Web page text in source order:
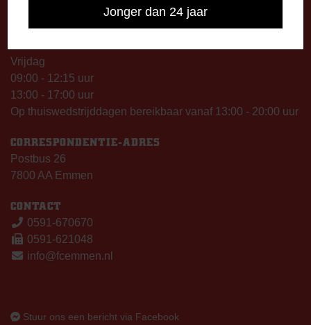
Jonger dan 24 jaar
Woensdag
Vrijdag
09:00 - 12:15 uur
13:00 - 17:00 uur
Op thuiswedstrijddagen bereikbaar vanaf 13:00 - 20:00 uur
CORRESPONDENTIE-ADRES
Postbus 26
7800 AA Emmen
CONTACT
0591-670670
0591-621048
info@fcemmen.nl
Stuur ons een bericht via Facebook